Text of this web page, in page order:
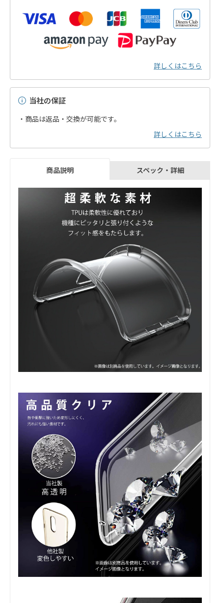
商品説明 スペック・詳細
詳しくはこちら
当社の保証
・商品は返品・交換が可能です。
詳しくはこちら